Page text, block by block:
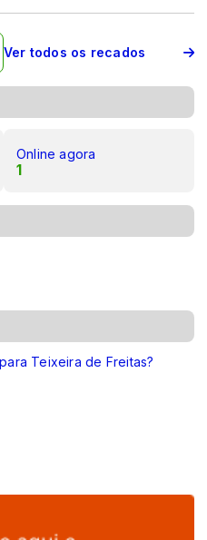
Ver todos os recados
Online agora
1
Teixeira de Freitas?